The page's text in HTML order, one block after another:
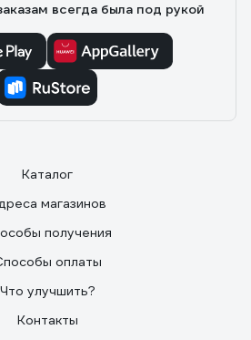
всегда была под рукой
Каталог
магазинов
получения
оплаты
Что улучшить?
Контакты